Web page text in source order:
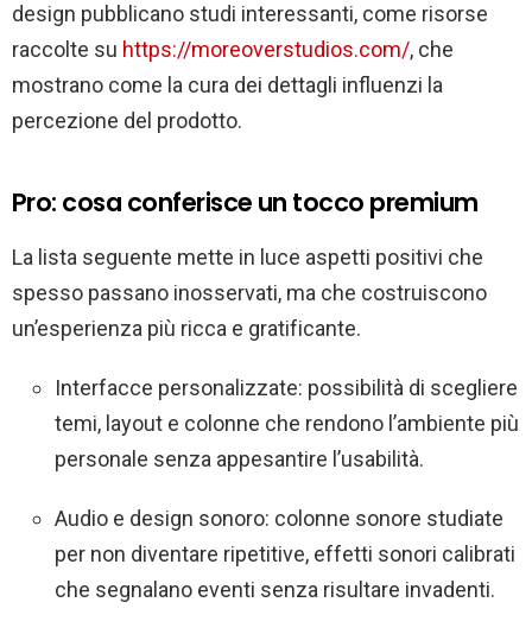
design pubblicano studi interessanti, come risorse
raccolte su https://moreoverstudios.com/, che
mostrano come la cura dei dettagli influenzi la
percezione del prodotto.
Pro: cosa conferisce un tocco premium
La lista seguente mette in luce aspetti positivi che
spesso passano inosservati, ma che costruiscono
un’esperienza più ricca e gratificante.
Interfacce personalizzate: possibilità di scegliere
temi, layout e colonne che rendono l’ambiente più
personale senza appesantire l’usabilità.
Audio e design sonoro: colonne sonore studiate
per non diventare ripetitive, effetti sonori calibrati
che segnalano eventi senza risultare invadenti.